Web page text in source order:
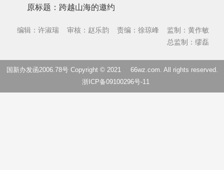
原标题：跨越山海的邀约
编辑：许淑瑞 审核：赵乐韵 责编：徐琼峰
监制：黄作敏
总监制：缪磊
国新办发函2006.78号 Copyright © 2021 66wz.com. All rights reserved.
浙ICP备09100296号-11